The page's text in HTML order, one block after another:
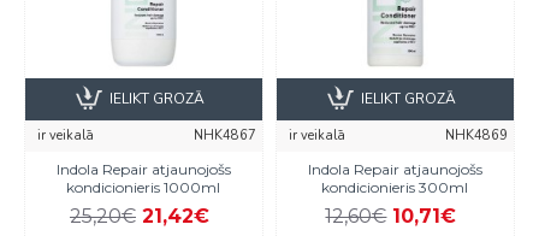
ir veikalā
NHK4867
Indola Repair atjaunojošs
kondicionieris 1000ml
25,20€ 21,42€
IELIKT GROZĀ
ir veikalā
NHK4869
Indola Repair atjaunojošs
kondicionieris 300ml
12,60€ 10,71€
IELIKT GROZĀ